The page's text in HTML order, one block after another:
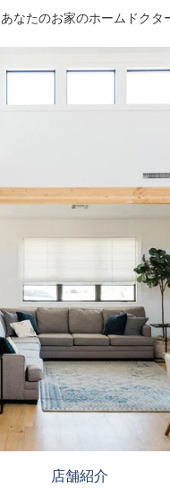
あなたのお家のホームドクタ
店舗紹介